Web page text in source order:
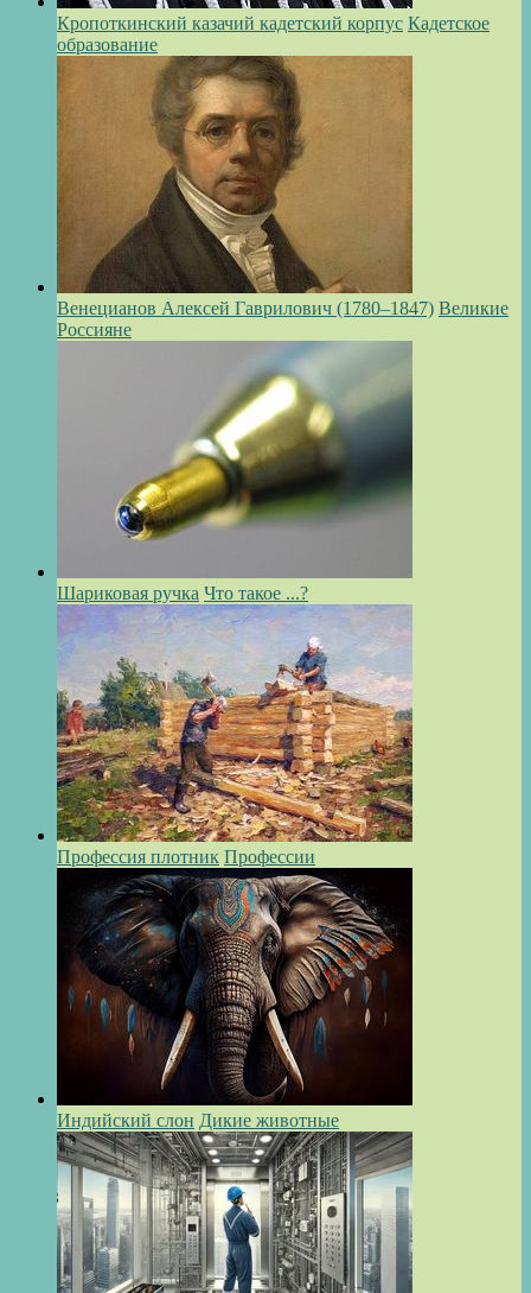
Кропоткинский казачий кадетский корпус Кадетское
образование
Венецианов Алексей Гаврилович (1780–1847) Великие
Россияне
Шариковая ручка Что такое ...?
Профессия плотник Профессии
Индийский слон Дикие животные